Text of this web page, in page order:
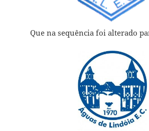
Que na sequência foi alterado